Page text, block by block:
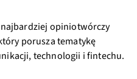
najbardziej opiniotwórczy
porusza tematykę
technologii i fintechu.